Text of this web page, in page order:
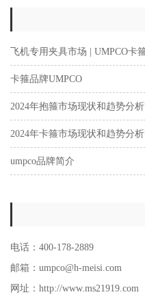
飞机专用夹具市场 | UMPCO卡
卡箍品牌UMPCO
2024年抱箍市场现状和趋势分
2024年卡箍市场现状和趋势分
umpco品牌简介
电话：400-178-2889
邮箱：umpco@h-meisi.com
网址：http://www.ms21919.com